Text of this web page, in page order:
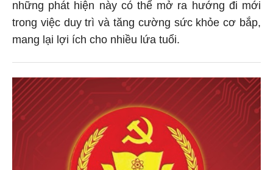
những phát hiện này có thể mở ra hướng đi mới
trong việc duy trì và tăng cường sức khỏe cơ bắp,
mang lại lợi ích cho nhiều lứa tuổi.